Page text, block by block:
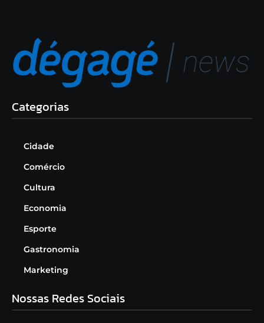
Categorias
Cidade
Comércio
Cultura
Economia
Esporte
Gastronomia
Marketing
Nossas Redes Sociais